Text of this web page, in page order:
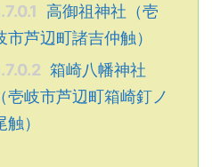
高御祖神社（壱
市芦辺町諸吉仲触）
箱崎八幡神社
（壱岐市芦辺町箱崎釘ノ
触）